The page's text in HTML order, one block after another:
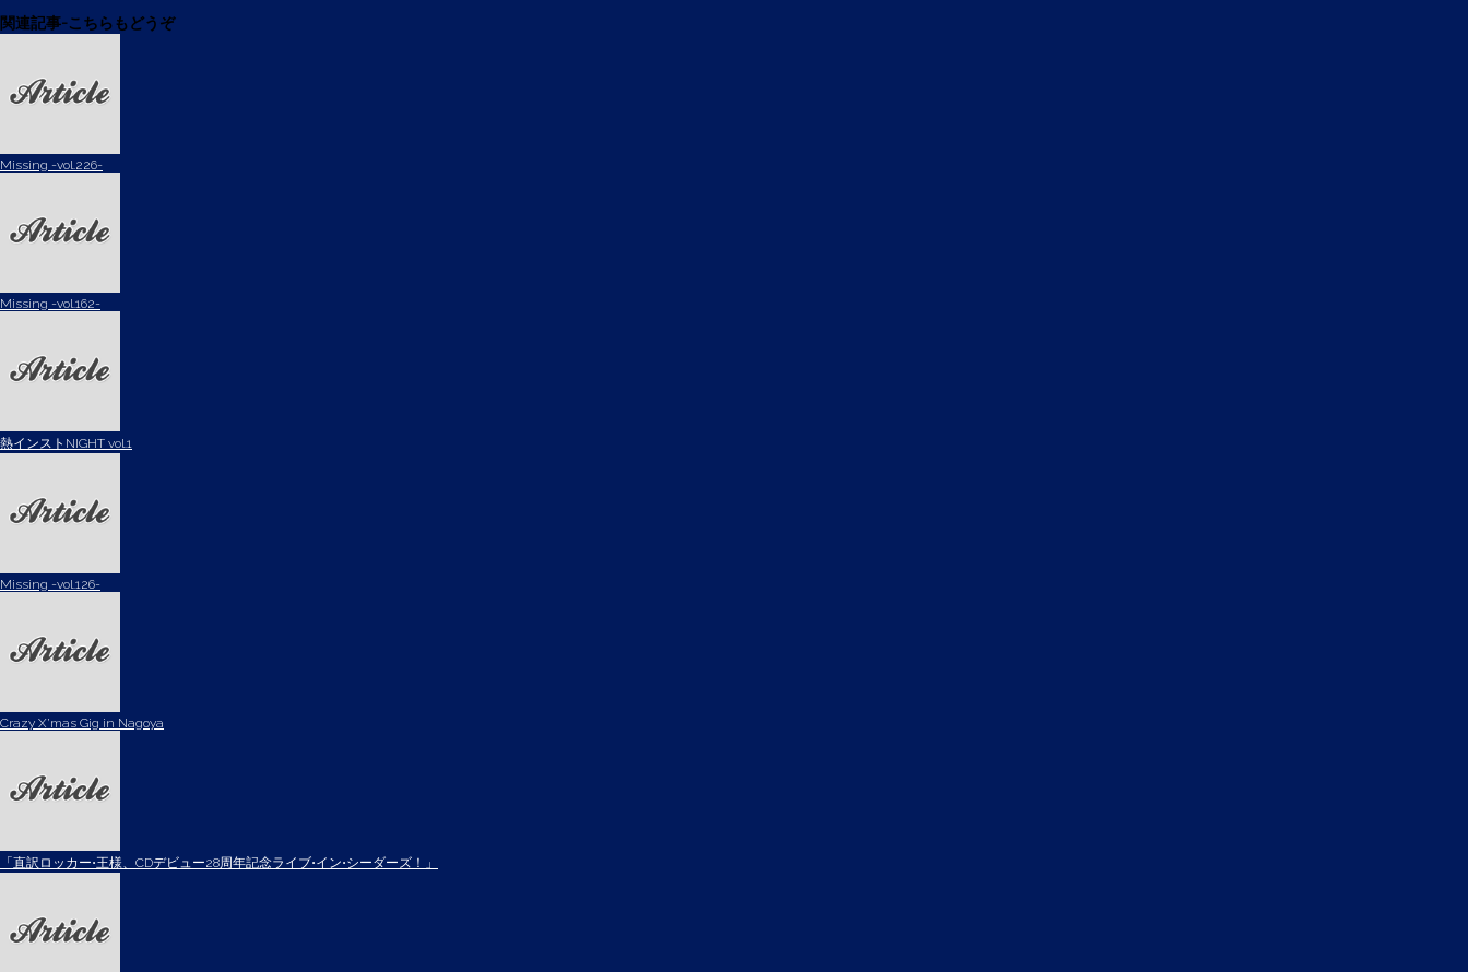
関連記事-こちらもどうぞ
Missing -vol.226-
Missing -vol.162-
熱インストNIGHT vol.1
Missing -vol.126-
Crazy X’mas Gig in Nagoya
「直訳ロッカー•王様、CDデビュー28周年記念ライブ•イン•シーダーズ！」